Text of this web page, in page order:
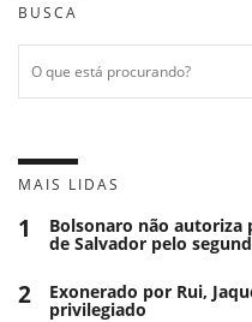
BUSCA
MAIS LIDAS
1 Bolsonaro não autoriza
de Salvador pelo
2 Exonerado por Rui,
privilegiado